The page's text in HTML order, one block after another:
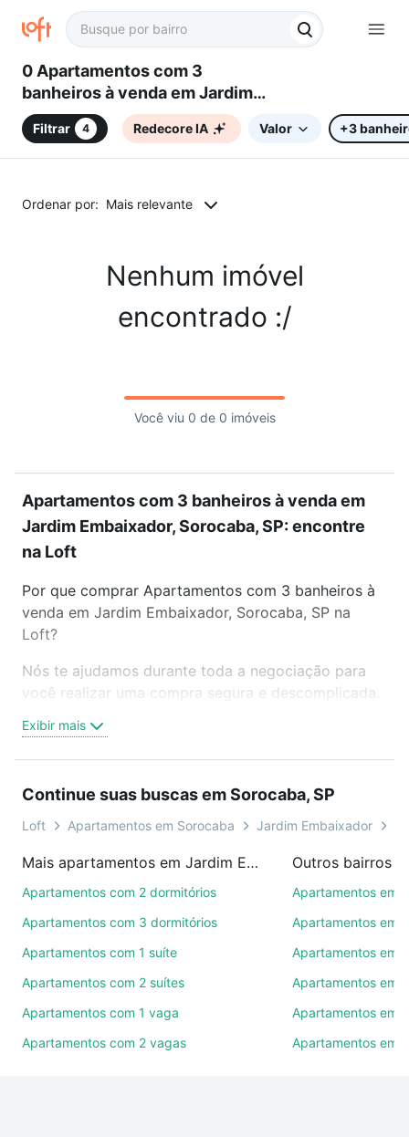
0 Apartamentos com 3
banheiros à venda em Jardim
Embaixador, Sorocaba, SP
Filtrar 4 Redecore IA Valor +3
Ordenar por: Mais relevante
Nenhum imóvel
encontrado :/
Você viu 0 de 0 imóveis
Apartamentos com 3 banheiros à venda em
Jardim Embaixador, Sorocaba, SP: encontre
na Loft
Por que comprar Apartamentos com 3 banheiros à
venda em Jardim Embaixador, Sorocaba, SP na
Loft?
Nós te ajudamos durante toda a negociação para
você realizar uma compra segura e descomplicada.
trabalho e do metrô, aqui você vai encontrar a
oferta ideal de Apartamentos com 3 banheiros à
conquistar seu sonho. Agende uma visita presencial
ou por videochamada, é grátis, sem compromisso e
imobiliárias te ajudando na compra, venda ou troca
de imóveis.
Como escolher um imóvel?
Use barra de busca no topo para pesquisar por
ruas, bairros e até condomínios favoritos. Você
também pode usar os filtros como quantidade de
combinar perfeitamente com o preço, metragem e
Exibir mais
Continue suas buscas em Sorocaba, SP
Loft Apartamentos em Sorocaba Jardim Embaixador
Mais apartamentos em Jardim Embaixador
Apartamentos com 2 dormitórios
Apartamentos com 3 dormitórios
Apartamentos com 1 suíte
Apartamentos com 2 suítes
Apartamentos com 1 vaga
Apartamentos com 2 vagas
Outros bairros
Apartamentos em
Apartamentos em
Apartamentos em
Apartamentos em
Apartamentos em
Apartamentos em